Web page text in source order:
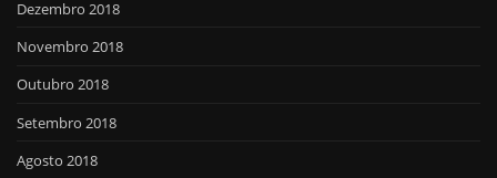
Dezembro 2018
Novembro 2018
Outubro 2018
Setembro 2018
Agosto 2018